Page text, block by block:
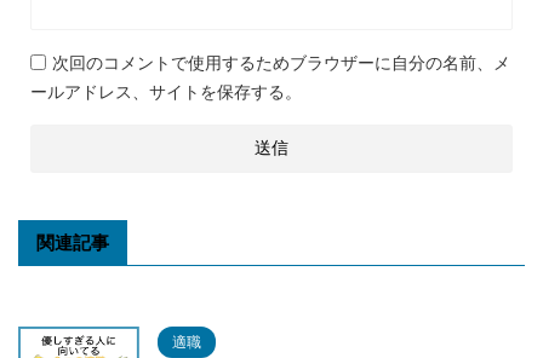
次回のコメントで使用するためブラウザーに自分の名前、メ
ールアドレス、サイトを保存する。
関連記事
適職